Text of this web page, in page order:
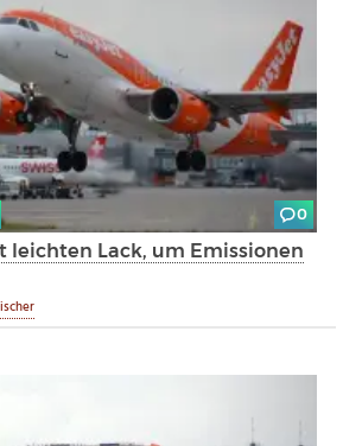
0
leichten Lack, um Emissionen